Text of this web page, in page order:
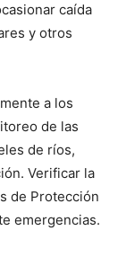
caída
y otros
a los
de las
de ríos,
Verificar la
de Protección
emergencias.